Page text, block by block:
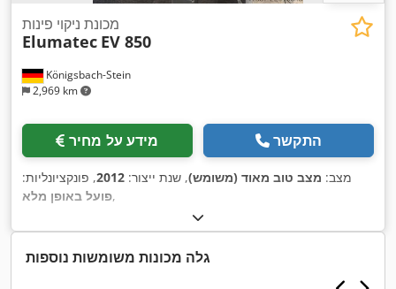
Königsbach-Stein
2,969 km
מכונת ניקוי פינות
Elumatec EV 850
מידע על מחיר התקשר
מצב: מצב טוב מאוד (משומש), שנת ייצור: 2012, פונקציונליות:
פועל באופן מלא,
גלה מכונות משומשות נוספות